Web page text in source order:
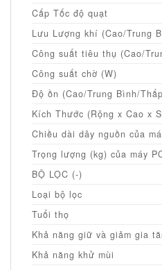
Cấp Tốc độ quạt
Lưu Lượng khí (Cao/Trung
Công suất tiêu thụ (Cao/
Công suất chờ (W)
Độ ồn (Cao/Trung Bình/
Kích Thước (Rộng x Cao x
Chiều dài dây nguồn của
Trọng lượng (kg) của máy
BỘ LỌC (-)
Loại bộ lọc
Tuổi thọ
Khả năng giữ và giảm gia
Khả năng khử mùi